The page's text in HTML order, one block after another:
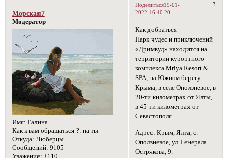
Поделиться 3
19-01-
2022 16:40:20
Морская7
Модератор
Имя: Галина
Как к вам обращаться ?: на ты
Откуда: Люберцы
Сообщений: 9105
Как добраться
Парк чудес и приключений
«Дримвуд» находится на
территории курортного
комплекса Mriya Resort &
SPA, на Южном берегу
Крыма, в селе Оползневое, в
20-ти километрах от Ялты,
в 45-ти километрах от
Севастополя.
Адрес: Крым, Ялта, с.
Оползневое, ул. Генерала
Острякова, 9.